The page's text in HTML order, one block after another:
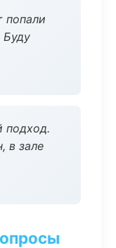
попали
Буду
подход.
в зале